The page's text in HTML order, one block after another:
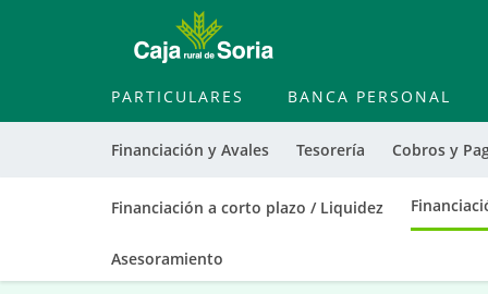
PARTICULARES BANCA PERSONAL
Financiación y Avales
Financiación a corto plazo / Liquidez
Asesoramiento
Tesorería Cobros y
contenido,